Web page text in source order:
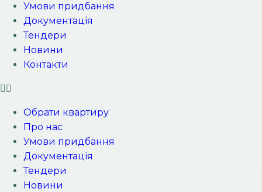
Умови придбання
Документація
Тендери
Новини
Контакти
Обрати квартиру
Про нас
Умови придбання
Документація
Тендери
Новини